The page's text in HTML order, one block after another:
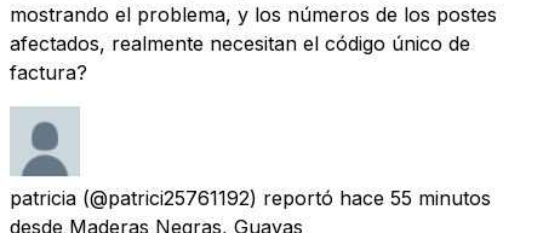
mostrando el problema, y los números de los postes
afectados, realmente necesitan el código único de
factura?
patricia (@patrici25761192) reportó hace 55 minutos
desde Maderas Negras, Guayas